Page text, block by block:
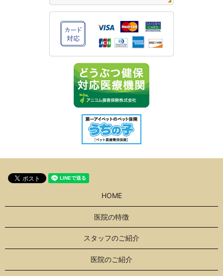
HOME
医院の特徴
スタッフのご紹介
医院のご紹介